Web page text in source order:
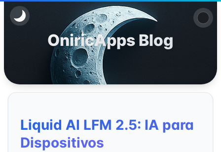
OniricApps Blog
Liquid AI LFM 2.5: IA para
Dispositivos